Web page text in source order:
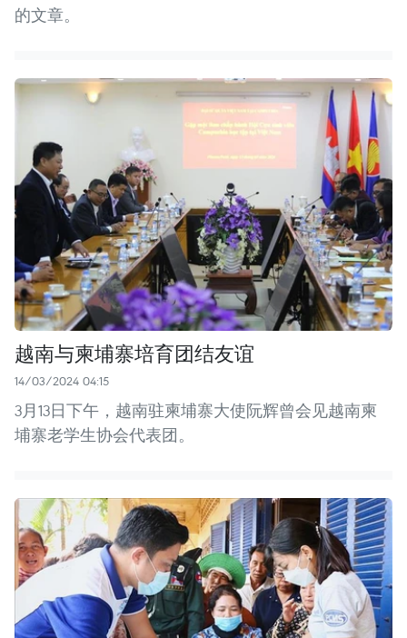
的文章。
越南与柬埔寨培育团结友谊
14/03/2024 04:15
3月13日下午，越南驻柬埔寨大使阮辉曾会见越南柬
埔寨老学生协会代表团。